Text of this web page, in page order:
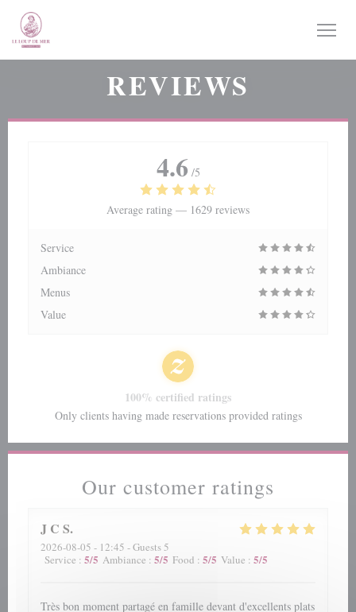
REVIEWS
Our customer ratings
J C S
2026-08-05 - 12:45 - Guests 5
Service : 5/5 Ambiance : 5/5 Food : 5/5 Value : 5/5
Très bon moment partagé en famille devant d'excellents plats
4.6 /5
Average rating — 1629 reviews
Service
Ambiance
Menus
Value
100% certified ratings
Only clients having made reservations provided ratings